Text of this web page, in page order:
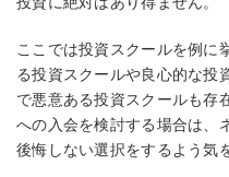
ここでは投資スクールを例に
る投資スクールや良心的な投
で悪意ある投資スクールも存
への入会を検討する場合は、
後悔しない選択をするよう気